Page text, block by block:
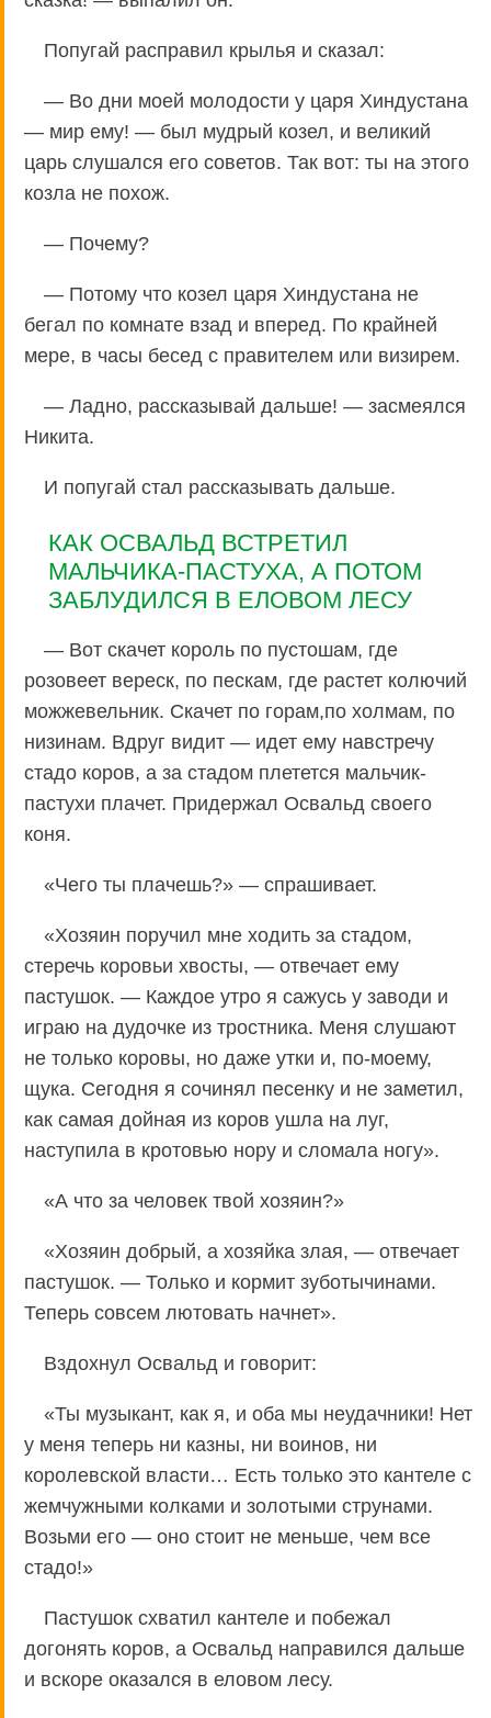
Попугай расправил крылья и сказал:
— Во дни моей молодости у царя Хиндустана
— мир ему! — был мудрый козел, и великий
царь слушался его советов. Так вот: ты на этого
козла не похож.
— Почему?
— Потому что козел царя Хиндустана не
бегал по комнате взад и вперед. По крайней
мере, в часы бесед с правителем или визирем.
— Ладно, рассказывай дальше! — засмеялся
Никита.
И попугай стал рассказывать дальше.
КАК ОСВАЛЬД ВСТРЕТИЛ
МАЛЬЧИКА-ПАСТУХА, А ПОТОМ
ЗАБЛУДИЛСЯ В ЕЛОВОМ ЛЕСУ
— Вот скачет король по пустошам, где
розовеет вереск, по пескам, где растет колючий
можжевельник. Скачет по горам,по холмам, по
низинам. Вдруг видит — идет ему навстречу
стадо коров, а за стадом плетется мальчик-
пастухи плачет. Придержал Освальд своего
коня.
«Чего ты плачешь?» — спрашивает.
«Хозяин поручил мне ходить за стадом,
стеречь коровьи хвосты, — отвечает ему
пастушок. — Каждое утро я сажусь у заводи и
играю на дудочке из тростника. Меня слушают
не только коровы, но даже утки и, по-моему,
щука. Сегодня я сочинял песенку и не заметил,
как самая дойная из коров ушла на луг,
наступила в кротовью нору и сломала ногу».
«А что за человек твой хозяин?»
«Хозяин добрый, а хозяйка злая, — отвечает
пастушок. — Только и кормит зуботычинами.
Теперь совсем лютовать начнет».
Вздохнул Освальд и говорит:
«Ты музыкант, как я, и оба мы неудачники! Нет
у меня теперь ни казны, ни воинов, ни
королевской власти… Есть только это кантеле с
жемчужными колками и золотыми струнами.
Возьми его — оно стоит не меньше, чем все
стадо!»
Пастушок схватил кантеле и побежал
догонять коров, а Освальд направился дальше
и вскоре оказался в еловом лесу.